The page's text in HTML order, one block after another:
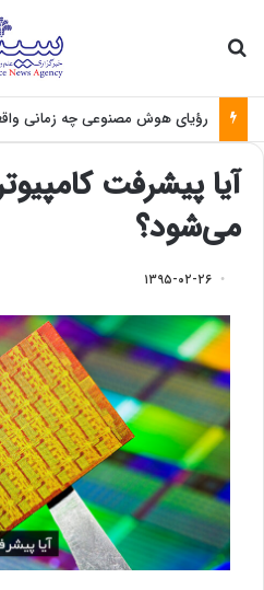
رؤیای هوش مصنوعی چه زمانی
آیا پیشرفت
می‌شود؟
۱۳۹۵-۰۲-۲۶